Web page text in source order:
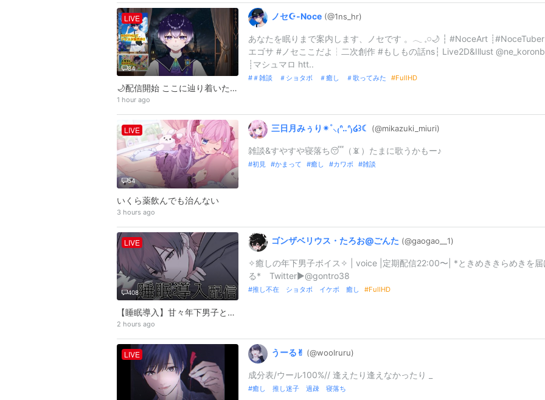
LIVE
84
🌙配信開始 ここに辿り着いた迷い人さんへ。 -僕が夢まで案内するよ-
1 hour ago
ノセ☪︎-Noce (@1ns_ hr)
あなたを眠りまで案内します、ノセです 。𓂃 𓈒𓏸🌙 ┆ #NoceArt
エゴサ #ノセここだよ┆二次創作 #もしもの話ns┆ Live2D&Illust
┊︎マシュマロ htt..
＃雑談 ＃ショタボ ＃癒し ＃歌ってみた FullHD
LIVE
54
いくら薬飲んでも治んない
3 hours ago
三日月みぅり✴︎˚⸜₍ᐢ‥ᐢ₎໒꒱☾ (@mikazuki_ miuri)
雑談&すやすや寝落ち😴（📵）たまに歌うかもー♪
初見 かまって 癒し カワボ 雑談
LIVE
408
【睡眠導入】甘々年下男子と過ごす夜。
2 hours ago
ゴンザベリウス・たろお@ごんた (@gaogao_ 1)
✧癒しの年下男子ボイス✧ | voice |定期配信22:00〜| *ときめききらめきを届
る* Twitter▶︎@gontro38
推し不在 ショタボ イケボ 癒し FullHD
LIVE うーる︎︎✌︎ (@woolruru)
成分表/ウール100%// 逢えたり逢えなかったり _
癒し 推し迷子 過疎 寝落ち